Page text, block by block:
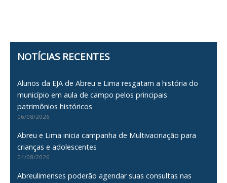
NOTÍCIAS RECENTES
Alunos da EJA de Abreu e Lima resgatam a história do
município em aula de campo pelos principais
patrimônios históricos
06/08/2026
Abreu e Lima inicia campanha de Multivacinação para
crianças e adolescentes
04/08/2026
Abreulimenses poderão agendar suas consultas nas